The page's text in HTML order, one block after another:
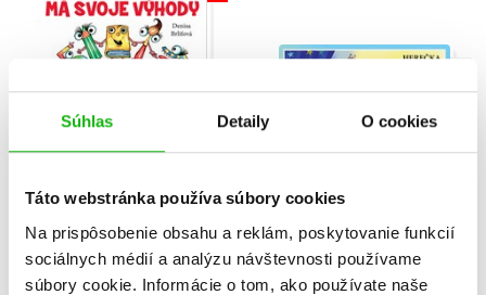
Súhlas Detaily O cookies
Táto webstránka používa súbory cookies
Na prispôsobenie obsahu a reklám, poskytovanie funkcií
sociálnych médií a analýzu návštevnosti používame
súbory cookie. Informácie o tom, ako používate naše
svoje výhody
budeš veľká...